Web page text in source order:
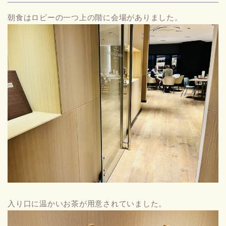
朝食はロビーの一つ上の階に会場がありました。
入り口に温かいお茶が用意されていました。